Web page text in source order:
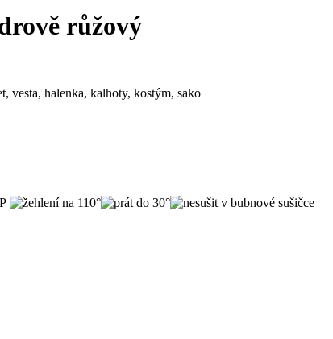
růžový
vesta, halenka, kalhoty, kostým, sako